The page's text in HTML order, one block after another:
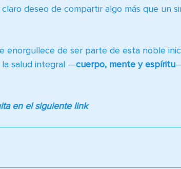
deseo de compartir algo más que un
enorgullece de ser parte de esta noble
la salud integral —cuerpo, mente y espíritu
en el siguiente link